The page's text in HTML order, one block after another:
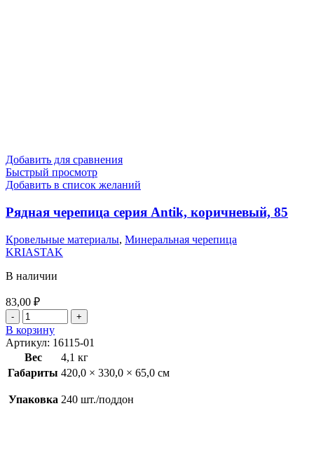
Добавить для сравнения
Быстрый просмотр
Добавить в список желаний
Рядная черепица серия Antik, коричневый, 85
Кровельные материалы, Минеральная черепица
KRIASTAK
В наличии
83,00 ₽
В корзину
Артикул: 16115-01
Вес
4,1 кг
Габариты 420,0 × 330,0 × 65,0 см
Упаковка 240 шт./поддон